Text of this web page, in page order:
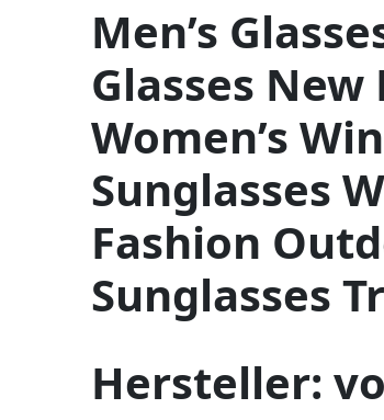
Men’s
Glasses New
Women’s
Sunglasses
Fashion
Sunglasses
Hersteller: